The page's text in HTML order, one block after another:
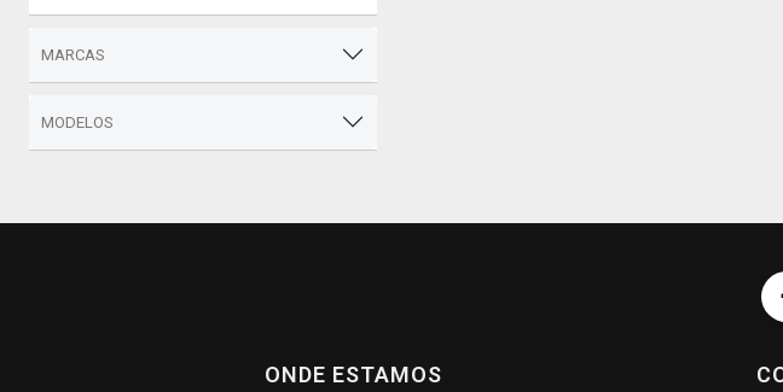
MARCAS
MODELOS
ONDE ESTAMOS